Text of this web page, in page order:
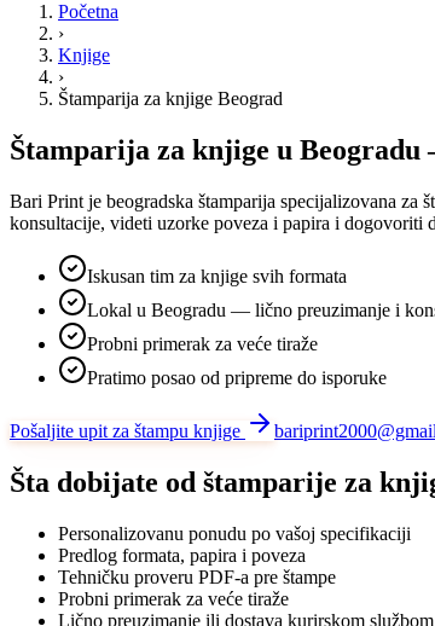
Početna
›
Knjige
›
Štamparija za knjige Beograd
Štamparija za knjige u
Bari Print je beogradska štamparija specijalizovana
konsultacije, videti uzorke poveza i papira i dogovoriti
Iskusan tim za knjige svih formata
Lokal u Beogradu — lično preuzimanje i
Probni primerak za veće tiraže
Pratimo posao od pripreme do isporuke
Pošaljite upit za štampu knjige
Šta dobijate od štamparije za
Personalizovanu ponudu po vašoj specifikaciji
Predlog formata, papira i poveza
Tehničku proveru PDF-a pre štampe
Probni primerak za veće tiraže
Lično preuzimanje ili dostava kurirskom službom